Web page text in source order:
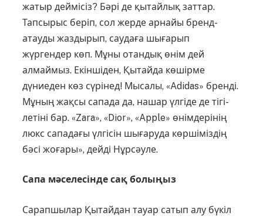
жатыр деймісіз? Бәрі де қытай­­лық заттар.
Тапсырыс беріп, сол жер­де арнайы бренд-
атауды жазды­рып, саудаға шығарып
жүргендер көп. Мұны отандық өнім дей
алмаймыз. Екіншіден, Қытайда көшірме
дүниеден көз сүрінед! Мы­са­лы, «Adidas» бренді.
Мұның жақ­­сы сапада да, нашар үлгіде де тігі­
летіні бар. «Zara», «Dior», «Apple» өнімдерінің
люкс сападағы үлгісін шығаруда көршіміздің
бәсі жоғары», дейді Нұрсәуле.
Сапа мәселесінде сақ болыңыз
Сарапшылар Қытайдан тауар сатып алу бүкіл